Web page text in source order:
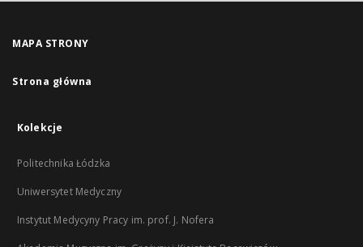
MAPA STRONY
Strona główna
Kolekcje
Politechnika Łódzka
Uniwersytet Medyczny
Instytut Medycyny Pracy im. prof. J. Nofera